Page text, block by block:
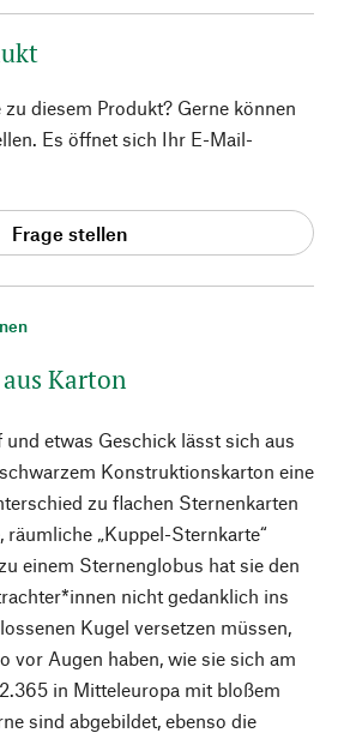
Karton
etwas Geschick lässt sich aus
Konstruktionskarton eine
zu flachen Sternenkarten
„Kuppel-Sternkarte“
einem Sternenglobus hat sie den
nicht gedanklich ins
Kugel versetzen müssen,
vor Augen haben, wie sie sich am
in Mitteleuropa mit bloßem
sind abgebildet, ebenso die
zu diesem Produkt? Gerne können
Es öffnet sich Ihr E-Mail-
Frage stellen